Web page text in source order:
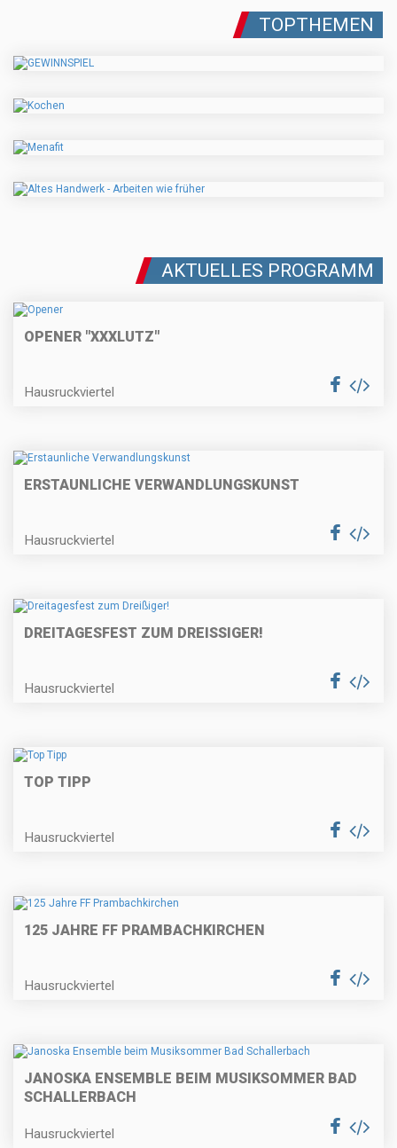
TOPTHEMEN
AKTUELLES PROGRAMM
OPENER "XXXLUTZ"
Hausruckviertel
ERSTAUNLICHE VERWANDLUNGSKUNST
Hausruckviertel
DREITAGESFEST ZUM DREISSIGER!
Hausruckviertel
TOP TIPP
Hausruckviertel
125 JAHRE FF PRAMBACHKIRCHEN
Hausruckviertel
JANOSKA ENSEMBLE BEIM MUSIKSOMMER BAD
SCHALLERBACH
Hausruckviertel